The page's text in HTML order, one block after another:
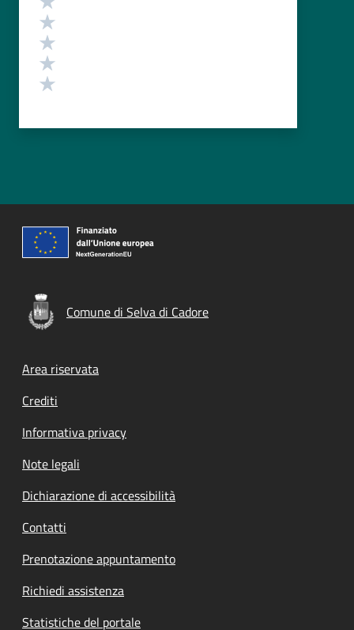
Comune di Selva di Cadore
Footer menu
Area riservata
Crediti
Informativa privacy
Note legali
Dichiarazione di accessibilità
Contatti
Prenotazione appuntamento
Richiedi assistenza
Statistiche del portale